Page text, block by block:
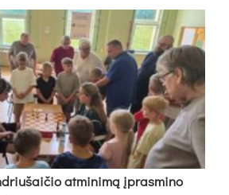
at­mi­ni­mą įpras­mi­no